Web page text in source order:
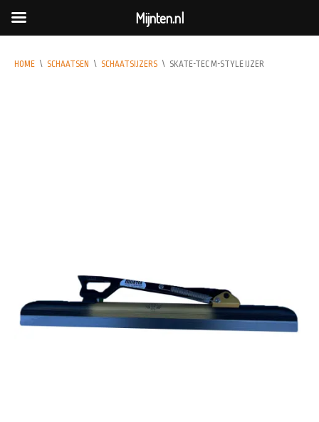
HOME \ SCHAATSEN \ SCHAATSIJZERS \ SKATE-TEC M-STYLE IJZER
Mijnten.nl